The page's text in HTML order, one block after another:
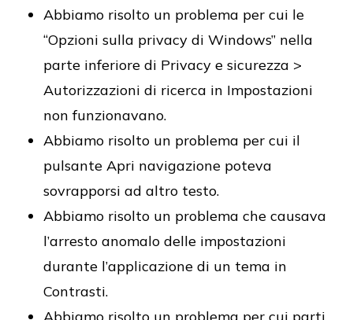
Abbiamo risolto un problema per cui le
“Opzioni sulla privacy di Windows” nella
parte inferiore di Privacy e sicurezza >
Autorizzazioni di ricerca in Impostazioni
non funzionavano.
Abbiamo risolto un problema per cui il
pulsante Apri navigazione poteva
sovrapporsi ad altro testo.
Abbiamo risolto un problema che causava
l’arresto anomalo delle impostazioni
durante l’applicazione di un tema in
Contrasti.